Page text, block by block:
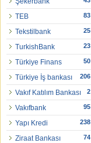
TEB 83
Tekstilbank 25
TurkishBank 23
Türkiye Finans 50
Türkiye İş bankası 206
Vakıf Katılım Bankası 2
Vakıfbank 95
Yapı Kredi 238
Ziraat Bankası 74